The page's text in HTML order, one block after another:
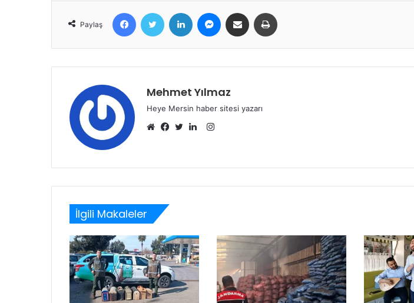
Paylaş
FacebookTwitter LinkedIn MessengerE-Posta ile paylaş
Mehmet Yılmaz
Heye Mersin haber sitesi yazarı
Instagram
İlgili Makaleler